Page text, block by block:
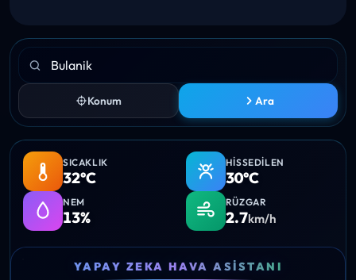
Konum Ara
SICAKLIK
32°C
HISSEDILEN
30°C
NEM
13%
RÜZGAR
2.7km/h
YAPAY ZEKA HAVA ASISTANI